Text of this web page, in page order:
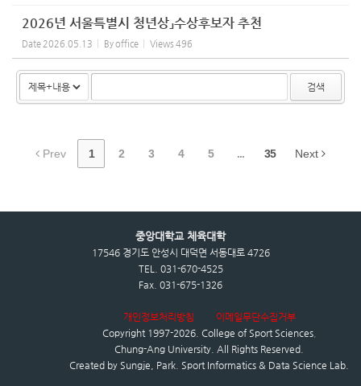
2026년 서울특별시 청년상」수상후보자 추천
Date 2026.05.13 Byoffice Views 496
검색
Prev 1 2 3 4 5 ... 35 Next
중앙대학교 체육대학
17546 경기도 안성시 대덕면 서동대로 4726
TEL. 031-670-4525
Fax. 031-675-1326
개인정보처리방침
이메일무단수집거부
Copyright 1997-2026. College of Sport Sciences,
Chung-Ang University. All Rights Reserved.
Created by Sungje, Park. Sport Informatics & Data Science Lab.